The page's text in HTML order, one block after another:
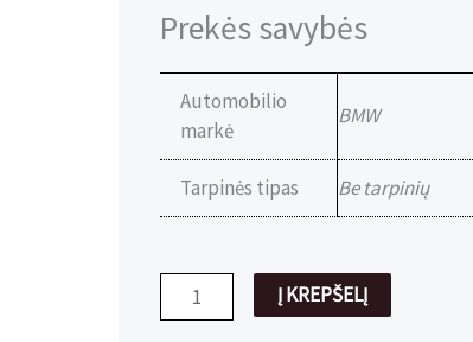
Prekės savybės
Automobilio
markė
BMW
Tarpinės tipas Be tarpinių
produkto
kiekis:
Į KREPŠELĮ